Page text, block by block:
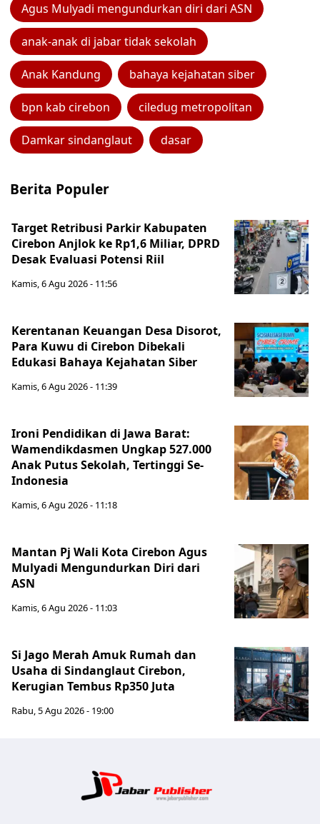
Agus Mulyadi mengundurkan diri dari ASN
anak-anak di jabar tidak sekolah
Anak Kandung bahaya kejahatan siber
bpn kab cirebon ciledug metropolitan
Damkar sindanglaut dasar
Berita Populer
Target Retribusi Parkir Kabupaten
Cirebon Anjlok ke Rp1,6 Miliar, DPRD
Desak Evaluasi Potensi Riil
Kamis, 6 Agu 2026 - 11:56
Kerentanan Keuangan Desa Disorot,
Para Kuwu di Cirebon Dibekali
Edukasi Bahaya Kejahatan Siber
Kamis, 6 Agu 2026 - 11:39
Ironi Pendidikan di Jawa Barat:
Wamendikdasmen Ungkap 527.000
Anak Putus Sekolah, Tertinggi Se-
Indonesia
Kamis, 6 Agu 2026 - 11:18
Mantan Pj Wali Kota Cirebon Agus
Mulyadi Mengundurkan Diri dari
ASN
Kamis, 6 Agu 2026 - 11:03
Si Jago Merah Amuk Rumah dan
Usaha di Sindanglaut Cirebon,
Kerugian Tembus Rp350 Juta
Rabu, 5 Agu 2026 - 19:00